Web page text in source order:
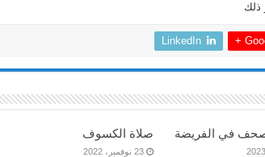
ذلك
LinkedIn
في الفريضة صلاة الكسوف
23 نوفمبر، 2022